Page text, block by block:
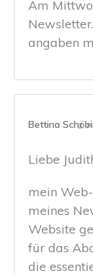
Am
angaben
Bettina 2.
Liebe
mein
meines
Website
für das
die